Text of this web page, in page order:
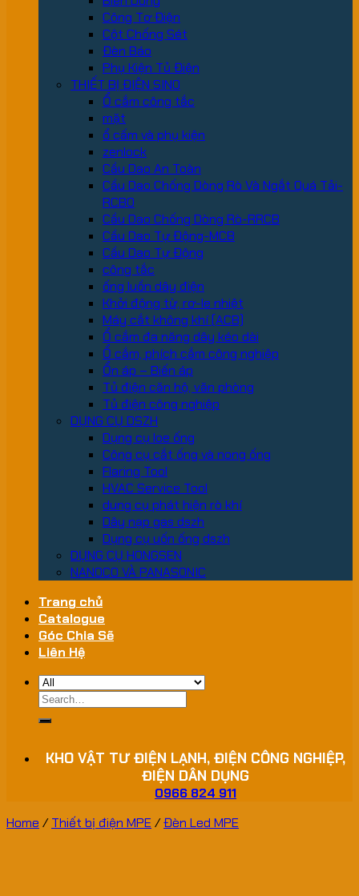
Công Tơ Điện
Cột Chống Sét
Đèn Báo
Phụ Kiện Tủ Điện
THIẾT BỊ ĐIỆN SINO
Ổ cắm công tắc
mặt
ổ cấm và phụ kiện
zenlock
Cầu Dao An Toàn
Cầu Dao Chống Dòng Rò Và Ngắt Quá Tải-
RCBO
Cầu Dao Chống Dòng Rò-RRCB
Cầu Dao Tự Động-MCB
Cầu Dao Tự Động
công tắc
ống luồn dây điện
Khởi động từ, rơ-le nhiệt
Máy cắt không khí (ACB)
Ổ cắm đa năng dây kéo dài
Ổ cắm, phích cắm công nghiệp
Ổn áp – Biến áp
Tủ điện căn hộ, văn phòng
Tủ điện công nghiệp
DỤNG CỤ DSZH
Dụng cụ loe ống
Công cụ cắt ống và nong ống
Flaring Tool
HVAC Service Tool
dung cụ phát hiện rò khí
Dây nạp gas dszh
Dụng cụ uốn ống dszh
DỤNG CỤ HONGSEN
NANOCO VÀ PANASONIC
Trang chủ
Catalogue
Góc Chia Sẽ
Liên Hệ
Search
for:
KHO VẬT TƯ ĐIỆN LẠNH, ĐIỆN CÔNG NGHIỆP,
ĐIỆN DÂN DỤNG
0966 824 911
Home / Thiết bị điện MPE /Đèn Led MPE